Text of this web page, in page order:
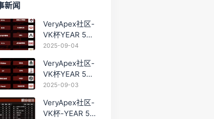
新闻
VeryApex社区-
VK杯YEAR 5
PRO训练赛
2025-09-04
VeryApex社区-
VK杯YEAR 5
PRO训练赛
2025-09-03
VeryApex社区-
VK杯-YEAR 5